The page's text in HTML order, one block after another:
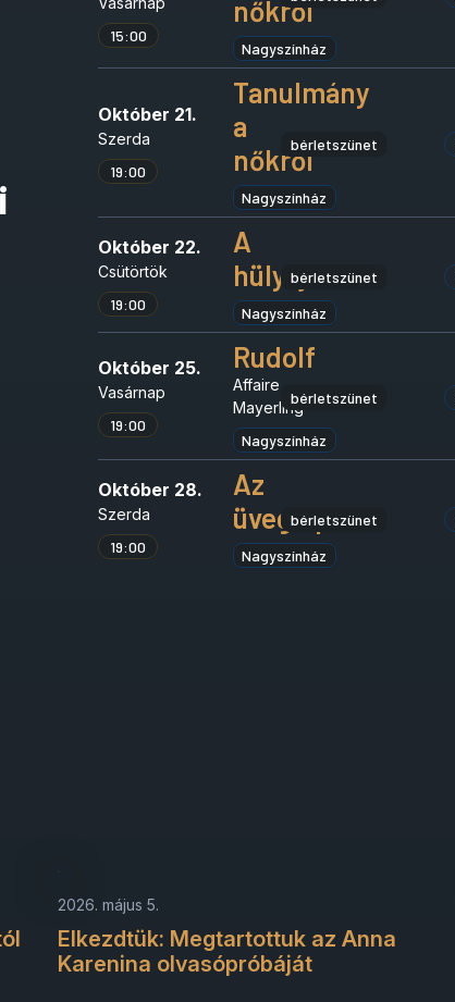
15:00
nőkről
Nagyszínház
Október 21.
Szerda
19:00
Tanulmány
a
nőkről
Nagyszínház
bérletszünet
Október 22.
Csütörtök
19:00
A
hülyéje
Nagyszínház
bérletszünet
Október 25.
Vasárnap
19:00
Rudolf
Affaire
Mayerling
Nagyszínház
bérletszünet
Október 28.
Szerda
19:00
Az
üvegcipő
Nagyszínház
bérletszünet
2026. május 5.
Elkezdtük: Megtartottuk az Anna
Karenina olvasópróbáját